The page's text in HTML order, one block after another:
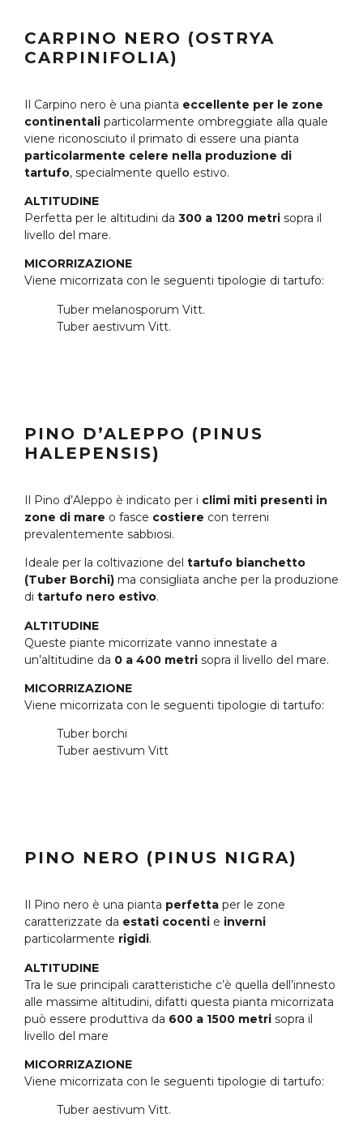
CARPINO NERO (OSTRYA
CARPINIFOLIA)
Il Carpino nero è una pianta eccellente per le zone
continentali particolarmente ombreggiate alla quale
viene riconosciuto il primato di essere una pianta
particolarmente celere nella produzione di
tartufo, specialmente quello estivo.
ALTITUDINE
Perfetta per le altitudini da 300 a 1200 metri sopra il
livello del mare.
MICORRIZAZIONE
Viene micorrizata con le seguenti tipologie di tartufo:
Tuber melanosporum Vitt.
Tuber aestivum Vitt.
PINO D’ALEPPO (PINUS
HALEPENSIS)
Il Pino d’Aleppo è indicato per i climi miti presenti in
zone di mare o fasce costiere con terreni
prevalentemente sabbiosi.
Ideale per la coltivazione del tartufo bianchetto
(Tuber Borchi) ma consigliata anche per la produzione
di tartufo nero estivo.
ALTITUDINE
Queste piante micorrizate vanno innestate a
un’altitudine da 0 a 400 metri sopra il livello del mare.
MICORRIZAZIONE
Viene micorrizata con le seguenti tipologie di tartufo:
Tuber borchi
Tuber aestivum Vitt
PINO NERO (PINUS NIGRA)
Il Pino nero è una pianta perfetta per le zone
caratterizzate da estati cocenti e inverni
particolarmente rigidi.
ALTITUDINE
Tra le sue principali caratteristiche c’è quella dell’innesto
alle massime altitudini, difatti questa pianta micorrizata
può essere produttiva da 600 a 1500 metri sopra il
livello del mare
MICORRIZAZIONE
Viene micorrizata con le seguenti tipologie di tartufo:
Tuber aestivum Vitt.